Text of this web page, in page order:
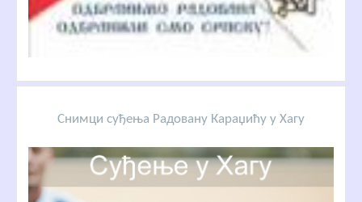
Снимци суђења Радовану Караџићу у Хагу